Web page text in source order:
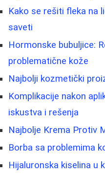
Kako se rešiti fleka na
saveti
Hormonske bubuljice:
problematične kože
Najbolji kozmetički
Komplikacije nakon
iskustva i rešenja
Najbolje Krema Protiv
Borba sa problemima
Hijaluronska kiselina u